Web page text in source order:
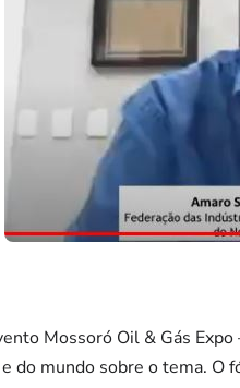
Mossoró Oil & Gás
do mundo sobre o tema.